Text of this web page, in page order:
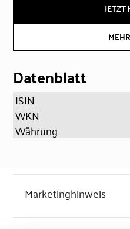
JETZT
Datenblatt
ISIN
WKN
Währung
Marketinghinweis